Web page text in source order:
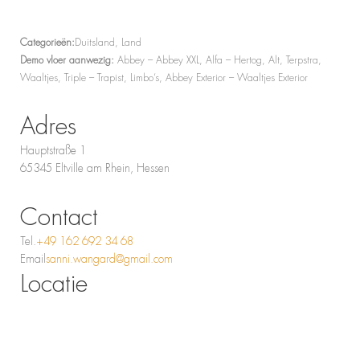
Categorieën: Duitsland, Land
Demo vloer aanwezig: Abbey – Abbey XXL, Alfa – Hertog, Alt, Terpstra,
Waaltjes, Triple – Trapist, Limbo’s, Abbey Exterior – Waaltjes Exterior
Adres
Hauptstraße 1
65345 Eltville am Rhein, Hessen
Contact
Tel. +49 162 692 34 68
Email sanni.wangard@gmail.com
Locatie